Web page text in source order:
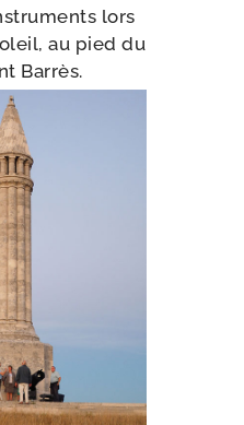
lors
au pied du
Barrès.